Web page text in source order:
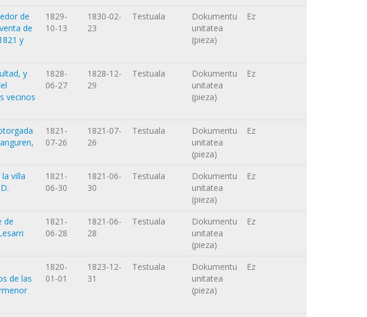
de
de
y
1829-
10-13
1830-02-
23
Testuala
Dokumentu
unitatea
(pieza)
Ez
y
vecinos
1828-
06-27
1828-12-
29
Testuala
Dokumentu
unitatea
(pieza)
Ez
1821-
07-26
1821-07-
26
Testuala
Dokumentu
unitatea
(pieza)
Ez
villa
1821-
06-30
1821-06-
30
Testuala
Dokumentu
unitatea
(pieza)
Ez
de
1821-
06-28
1821-06-
28
Testuala
Dokumentu
unitatea
(pieza)
Ez
de las
1820-
01-01
1823-12-
31
Testuala
Dokumentu
unitatea
(pieza)
Ez